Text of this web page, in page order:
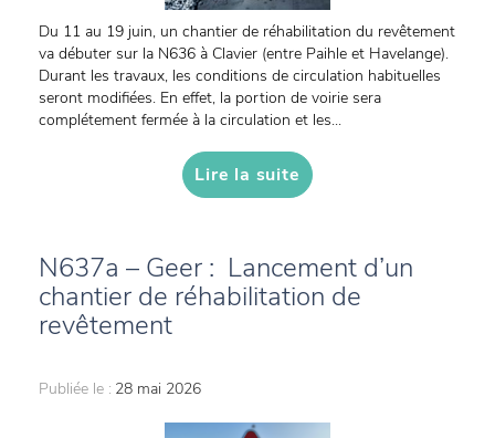
Du 11 au 19 juin, un chantier de réhabilitation du revêtement
va débuter sur la N636 à Clavier (entre Paihle et Havelange).
Durant les travaux, les conditions de circulation habituelles
seront modifiées. En effet, la portion de voirie sera
complétement fermée à la circulation et les...
Lire la suite
N637a – Geer : Lancement d’un
chantier de réhabilitation de
revêtement
Publiée le : 28 mai 2026